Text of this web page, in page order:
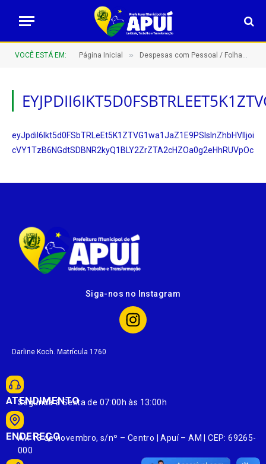
VOCÊ ESTÁ EM: Página Inicial » Despesas com Pessoal / Folhas de Pagamento
eyJpdiI6Ikt5d0FSbTRLeEt5K1ZTVG1wa1JaZ1E9PSIsInZhbHVlIjoi
cVY1TzB6NGdtSDBNR2kyQ1BLY2ZrZTA2cHZOa0g2eHhRUVpOc
Siga-nos no Instagram
Darline Koch. Matrícula 1760
ATENDIMENTO
Segunda à Sexta de 07:00h às 13:00h
ENDEREÇO
Av. 13 de novembro, s/nº – Centro | Apuí – AM | CEP: 69265-
000